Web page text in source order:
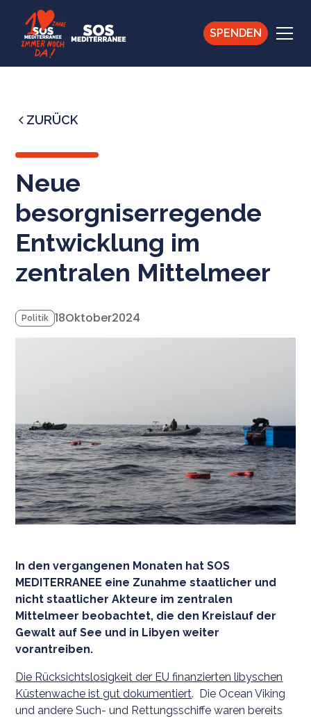
SPENDEN
ZURÜCK
Neue
besorgniserregende
Entwicklung im
zentralen Mittelmeer
Politik 18Oktober2024
In den vergangenen Monaten hat SOS
MEDITERRANEE eine Zunahme staatlicher und
nicht staatlicher Akteure im zentralen
Mittelmeer beobachtet, die den Kreislauf der
Gewalt auf See und in Libyen weiter
vorantreiben.
Die Rücksichtslosigkeit der EU finanzierten libyschen
Küstenwache ist gut dokumentiert. Die Ocean Viking
und andere Such- und Rettungsschiffe waren bereits